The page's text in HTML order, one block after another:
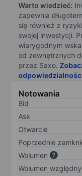
Warto wiedzieć:
zapewnia
się również z
swojej inwestycji.
wiarygodnym
od zewnętrznych
przez Saxo.
Notowania
Bid
Ask
Otwarcie
Poprzednie
Wolumen
Wolumen względny